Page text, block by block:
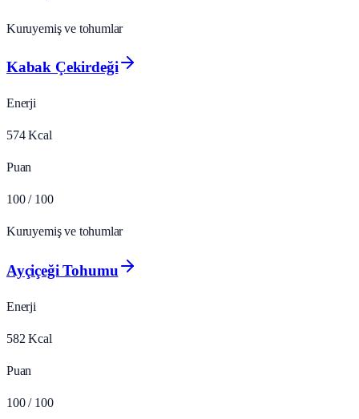
Kuruyemiş ve tohumlar
Kabak Çekirdeği
Enerji
574 Kcal
Puan
100 / 100
Kuruyemiş ve tohumlar
Ayçiçeği Tohumu
Enerji
582 Kcal
Puan
100 / 100